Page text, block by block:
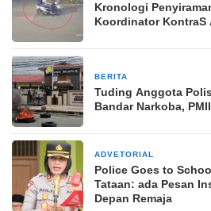
Kronologi
Koordinator KontraS
BERITA
Tuding Anggota
Bandar Narkoba,
ADVETORIAL
Police Goes to
Tataan: ada Pesan
Depan Remaja